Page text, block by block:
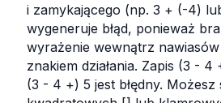
i zamykającego (np. 3 + (-4)
wygeneruje błąd, ponieważ
wyrażenie wewnątrz
znakiem działania. Zapis (3 -
(3 - 4 +) 5 jest błędny.